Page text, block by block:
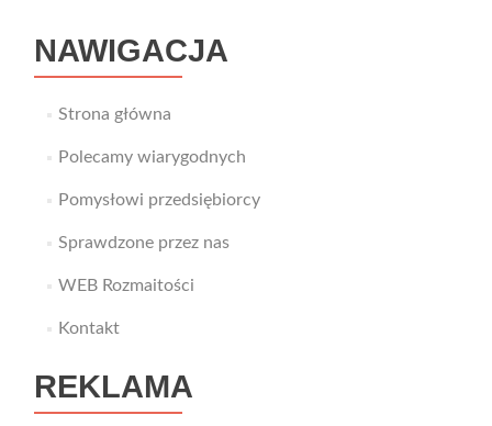
NAWIGACJA
Strona główna
Polecamy wiarygodnych
Pomysłowi przedsiębiorcy
Sprawdzone przez nas
WEB Rozmaitości
Kontakt
REKLAMA